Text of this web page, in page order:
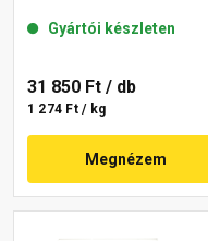
01-D 25 kg
Gyártói készleten
31 850 Ft / db
1 274 Ft / kg
Megnézem